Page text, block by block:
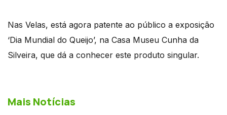
Nas Velas, está agora patente ao público a exposição
‘Dia Mundial do Queijo’, na Casa Museu Cunha da
Silveira, que dá a conhecer este produto singular.
Mais Notícias